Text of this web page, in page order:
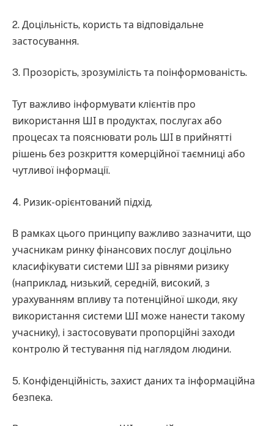
2. Доцільність, користь та відповідальне
застосування.
3. Прозорість, зрозумілість та поінформованість.
Тут важливо інформувати клієнтів про
використання ШІ в продуктах, послугах або
процесах та пояснювати роль ШІ в прийнятті
рішень без розкриття комерційної таємниці або
чутливої інформації.
4. Ризик-орієнтований підхід.
В рамках цього принципу важливо зазначити, що
учасникам ринку фінансових послуг доцільно
класифікувати системи ШІ за рівнями ризику
(наприклад, низький, середній, високий, з
урахуванням впливу та потенційної шкоди, яку
використання системи ШІ може нанести такому
учаснику), і застосовувати пропорційні заходи
контролю й тестування під наглядом людини.
5. Конфіденційність, захист даних та інформаційна
безпека.